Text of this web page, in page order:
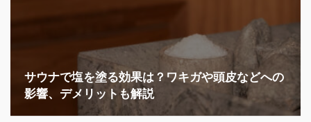
サウナで塩を塗る効果は？ワキガや頭皮などへの
影響、デメリットも解説